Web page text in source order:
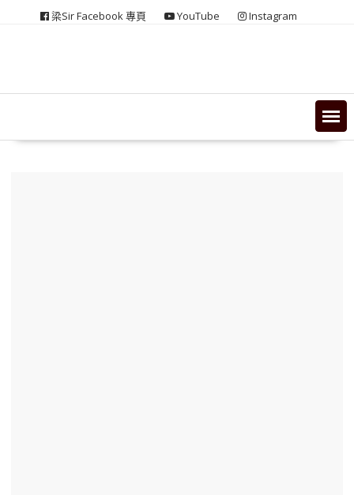
梁Sir Facebook 專頁 YouTube Instagram